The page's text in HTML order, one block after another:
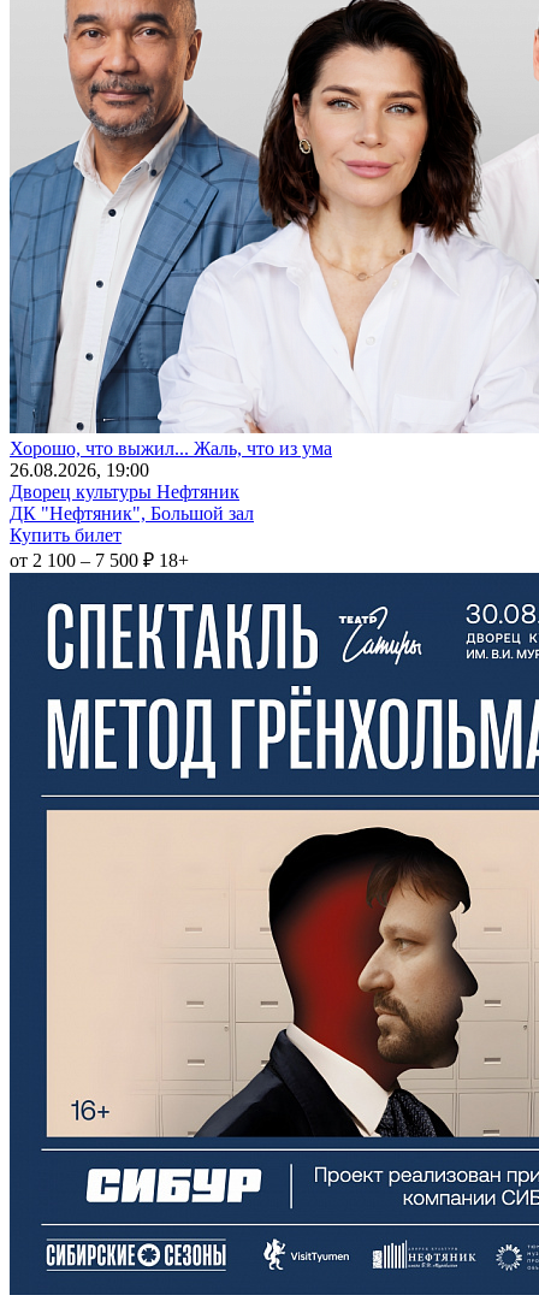
Хорошо, что выжил... Жаль, что из ума
26.08.2026, 19:00
Дворец культуры Нефтяник
ДК "Нефтяник", Большой зал
Купить билет
от 2 100 – 7 500 ₽ 18+